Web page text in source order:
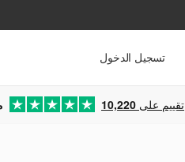
تسجيل الدخول
10,220 تقييم على